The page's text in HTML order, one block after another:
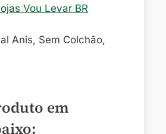
Vou Levar BR
em